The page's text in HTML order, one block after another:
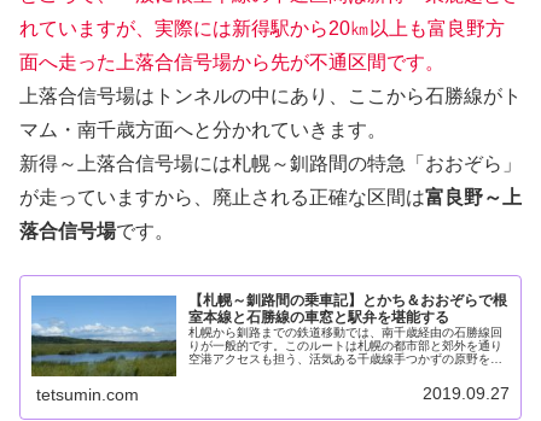
れていますが、実際には新得駅から20㎞以上も富良野方
面へ走った上落合信号場から先が不通区間です。
上落合信号場はトンネルの中にあり、ここから石勝線がト
マム・南千歳方面へと分かれていきます。
新得～上落合信号場には札幌～釧路間の特急「おおぞら」
が走っていますから、廃止される正確な区間は富良野～上
落合信号場です。
【札幌～釧路間の乗車記】とかち＆おおぞらで根
室本線と石勝線の車窓と駅弁を堪能する
札幌から釧路までの鉄道移動では、南千歳経由の石勝線回
りが一般的です。このルートは札幌の都市部と郊外を通り
空港アクセスも担う、活気ある千歳線手つかずの原野を近
tetsumin.com 2019.09.27